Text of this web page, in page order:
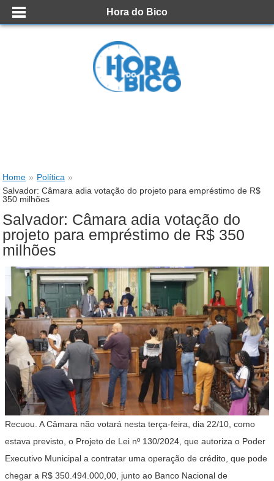
Hora do Bico
Home » Política »
Salvador: Câmara adia votação do projeto para empréstimo de R$
350 milhões
Salvador: Câmara adia votação do
projeto para empréstimo de R$ 350
milhões
Recuou. A Câmara não votará nesta terça-feira, dia 22/10, como
estava previsto, o Projeto de Lei nº 130/2024, que autoriza o Poder
Executivo Municipal a contratar uma operação de crédito, que pode
chegar a R$ 350.494.000,00, junto ao Banco Nacional de